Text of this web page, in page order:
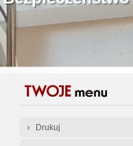
Gratis -
Drukuj